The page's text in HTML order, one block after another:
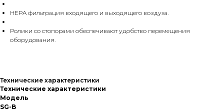
HEPA фильтрация входящего и выходящего воздуха.
Ролики со стопорами обеспечивают удобство перемещения
оборудования.
Технические характеристики
Технические характеристики
Модель
SG-B